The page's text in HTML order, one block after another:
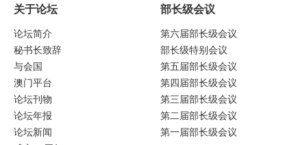
关于论坛
论坛简介
秘书长致辞
与会国
澳门平台
论坛刊物
论坛年报
论坛新闻
部长级会议
第六届部长级会议
部长级特别会议
第五届部长级会议
第四届部长级会议
第三届部长级会议
第二届部长级会议
第一届部长级会议